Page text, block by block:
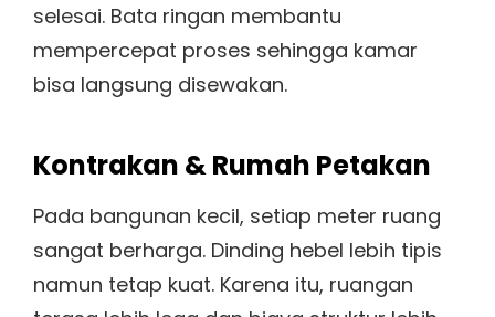
selesai. Bata ringan membantu
mempercepat proses sehingga kamar
bisa langsung disewakan.
Kontrakan & Rumah Petakan
Pada bangunan kecil, setiap meter ruang
sangat berharga. Dinding hebel lebih tipis
namun tetap kuat. Karena itu, ruangan